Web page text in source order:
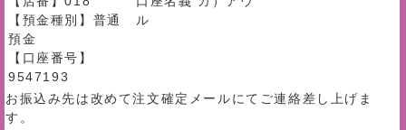
【預金種別】普通
預金
【口座番号】
9547193
ル
お振込み先は改めて注文確定メールにてご連絡差し上げま
す。